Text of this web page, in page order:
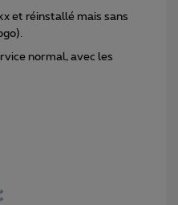
et réinstallé mais sans
normal, avec les